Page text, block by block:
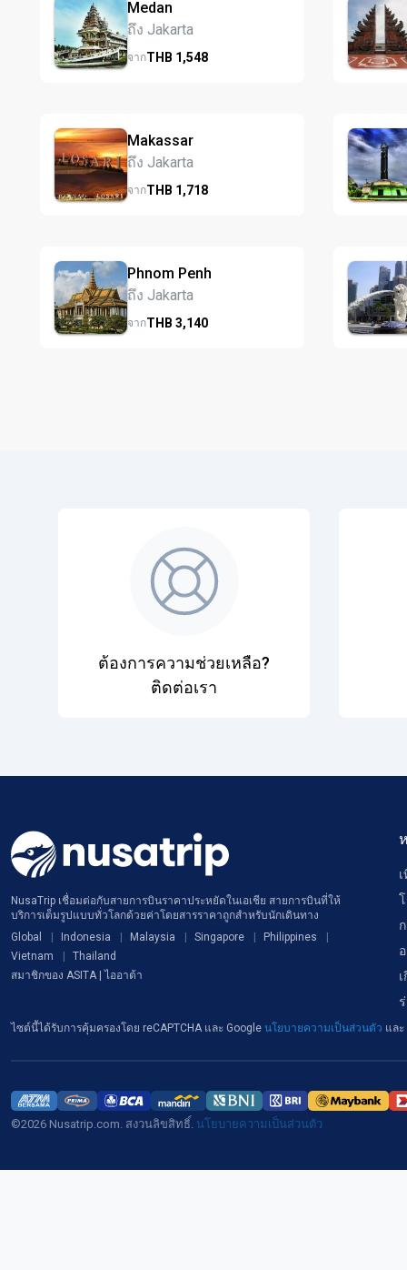
Medan
ถึง Jakarta
จากTHB 1,548
Makassar
ถึง Jakarta
จากTHB 1,718
Phnom Penh
ถึง Jakarta
จากTHB 3,140
ต้องการความช่วยเหลือ?
ติดต่อเรา
NusaTrip เชื่อมต่อกับสายการบินราคาประหยัดในเอเชีย สายการบินที่ให้
บริการเต็มรูปแบบทั่วโลกด้วยค่าโดยสารราคาถูกสำหรับนักเดินทาง
Global
Indonesia Malaysia Singapore
Philippines
Vietnam
Thailand
สมาชิกของ ASITA | ไออาต้า
ไซต์นี้ได้รับการคุ้มครองโดย reCAPTCHA และ Google นโยบายความเป็นส่วนตัว และ
©2026 Nusatrip.com. สงวนลิขสิทธิ์. นโยบายความเป็นส่วนตัว